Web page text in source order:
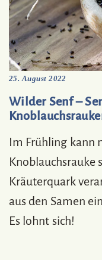
25. August 2022
Wilder Senf –
Im Frühling kann
Knoblauchsrauke
Kräuterquark
aus den Samen
Es lohnt sich!